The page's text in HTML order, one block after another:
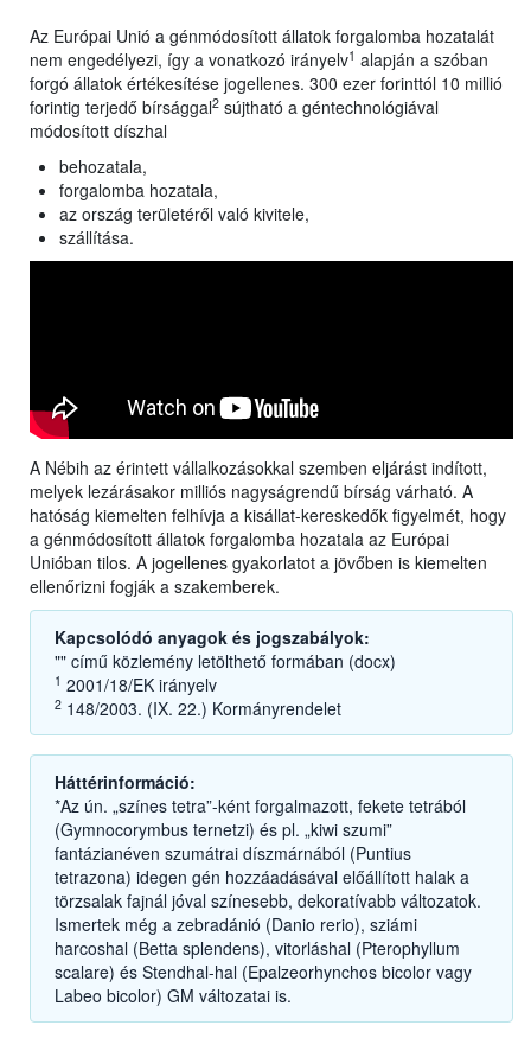
Az Európai Unió a génmódosított állatok forgalomba hozatalát
nem engedélyezi, így a vonatkozó irányelv1 alapján a szóban
forgó állatok értékesítése jogellenes. 300 ezer forinttól 10 millió
forintig terjedő bírsággal2 sújtható a géntechnológiával
módosított díszhal
behozatala,
forgalomba hozatala,
az ország területéről való kivitele,
szállítása.
A Nébih az érintett vállalkozásokkal szemben eljárást indított,
melyek lezárásakor milliós nagyságrendű bírság várható. A
hatóság kiemelten felhívja a kisállat-kereskedők figyelmét, hogy
a génmódosított állatok forgalomba hozatala az Európai
Unióban tilos. A jogellenes gyakorlatot a jövőben is kiemelten
ellenőrizni fogják a szakemberek.
Kapcsolódó anyagok és jogszabályok:
"" című közlemény letölthető formában (docx)
1 2001/18/EK irányelv
2 148/2003. (IX. 22.) Kormányrendelet
Háttérinformáció:
*Az ún. „színes tetra”-ként forgalmazott, fekete tetrából
(Gymnocorymbus ternetzi) és pl. „kiwi szumi”
fantázianéven szumátrai díszmárnából (Puntius
tetrazona) idegen gén hozzáadásával előállított halak a
törzsalak fajnál jóval színesebb, dekoratívabb változatok.
Ismertek még a zebradánió (Danio rerio), sziámi
harcoshal (Betta splendens), vitorláshal (Pterophyllum
scalare) és Stendhal-hal (Epalzeorhynchos bicolor vagy
Labeo bicolor) GM változatai is.